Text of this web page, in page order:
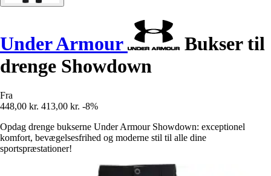
Under Armour
Bukser til
drenge Showdown
Fra
448,00 kr. 413,00 kr. -8%
Opdag drenge bukserne Under Armour Showdown: exceptionel
komfort, bevægelsesfrihed og moderne stil til alle dine
sportspræstationer!